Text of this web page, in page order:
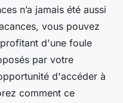
vacances
n’a jamais été aussi
vous pouvez
d'une foule
par votre
d'accéder à
comment ce